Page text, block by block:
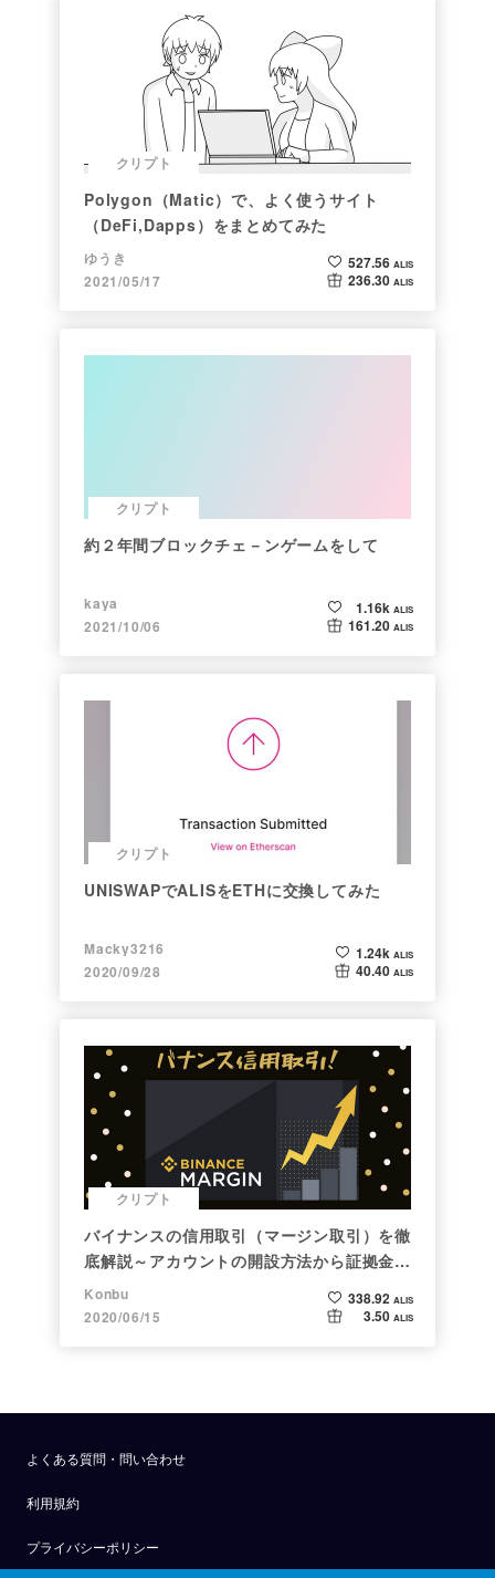
クリプト
Polygon（Matic）で、よく使うサイト
（DeFi,Dapps）をまとめてみた
ゆうき
2021/05/17
527.56 ALIS
236.30 ALIS
クリプト
約２年間ブロックチェ－ンゲームをして
kaya
2021/10/06
1.16k ALIS
161.20 ALIS
クリプト
UNISWAPでALISをETHに交換してみた
Macky3216
2020/09/28
1.24k ALIS
40.40 ALIS
クリプト
バイナンスの信用取引（マージン取引）を徹
底解説～アカウントの開設方法から証拠金計
算例まで～
Konbu
2020/06/15
338.92 ALIS
3.50 ALIS
よくある質問・問い合わせ
利用規約
プライバシーポリシー